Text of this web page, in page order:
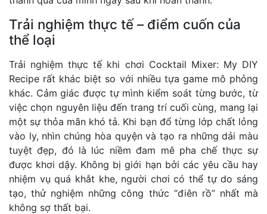
Trải nghiệm thực tế – điểm cuốn của
thể loại
Trải nghiệm thực tế khi chơi Cocktail Mixer: My DIY
Recipe rất khác biệt so với nhiều tựa game mô phỏng
khác. Cảm giác được tự mình kiểm soát từng bước, từ
việc chọn nguyên liệu đến trang trí cuối cùng, mang lại
một sự thỏa mãn khó tả. Khi bạn đổ từng lớp chất lỏng
vào ly, nhìn chúng hòa quyện và tạo ra những dải màu
tuyệt đẹp, đó là lúc niềm đam mê pha chế thực sự
được khơi dậy. Không bị giới hạn bởi các yêu cầu hay
nhiệm vụ quá khắt khe, người chơi có thể tự do sáng
tạo, thử nghiệm những công thức “điên rồ” nhất mà
không sợ thất bại.